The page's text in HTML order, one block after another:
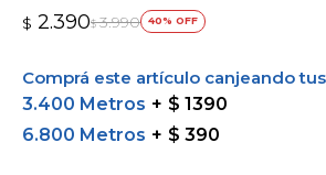
$ 2.390$ 3.990 40
Comprá este artículo canjeando
3.400 Metros
$ 1390
6.800 Metros $ 390